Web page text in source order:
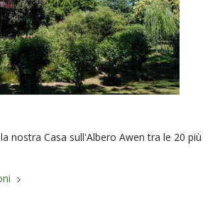
nostra Casa sull'Albero Awen tra le 20 più